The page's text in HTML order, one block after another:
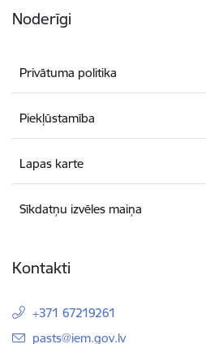
Noderīgi
Privātuma politika
Piekļūstamība
Lapas karte
Sīkdatņu izvēles maiņa
Kontakti
+371 67219261
E-pasts:
pasts@iem.gov.lv